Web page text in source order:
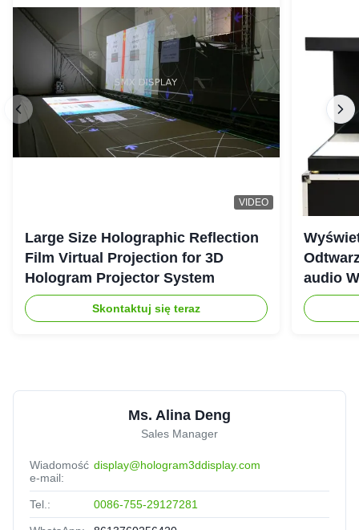
VIDEO
Large Size Holographic Reflection
Film Virtual Projection for 3D
Hologram Projector System
Skontaktuj się teraz
audio
Ms. Alina Deng
Sales Manager
Wiadomość
e-mail:
display@hologram3ddisplay.com
Tel.: 0086-755-29127281